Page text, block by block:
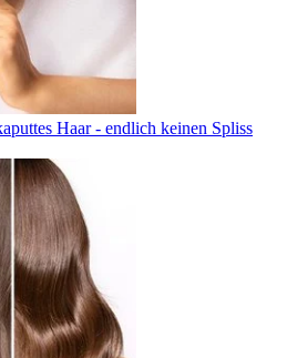
Haar - endlich keinen Spliss